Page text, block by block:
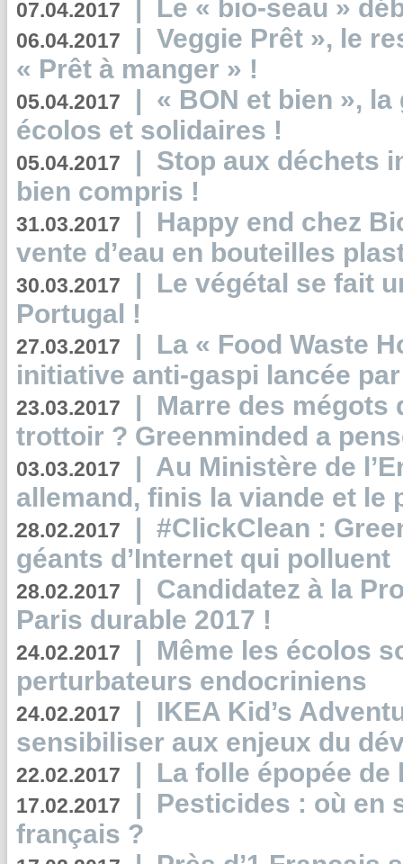
07.04.2017 | Le « bio-seau »
06.04.2017 | Veggie Prêt », le
« Prêt à manger » !
05.04.2017 | « BON et bien »,
écolos et solidaires !
05.04.2017 | Stop aux déchets
bien compris !
31.03.2017 | Happy end chez
vente d’eau en bouteilles
30.03.2017 | Le végétal se fait
Portugal !
27.03.2017 | La « Food Waste
initiative anti-gaspi lancée
23.03.2017 | Marre des mégots
trottoir ? Greenminded a
03.03.2017 | Au Ministère de
allemand, finis la viande et le
28.02.2017 | #ClickClean :
géants d’Internet qui polluent
28.02.2017 | Candidatez à la
Paris durable 2017 !
24.02.2017 | Même les écolos
perturbateurs endocriniens
24.02.2017 | IKEA Kid’s
sensibiliser aux enjeux du
22.02.2017 | La folle épopée de
17.02.2017 | Pesticides : où en
français ?